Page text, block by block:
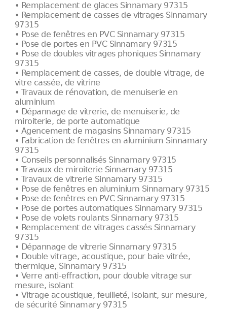
• Remplacement de glaces Sinnamary 97315
• Remplacement de casses de vitrages Sinnamary
97315
• Pose de fenêtres en PVC Sinnamary 97315
• Pose de portes en PVC Sinnamary 97315
• Pose de doubles vitrages phoniques Sinnamary
97315
• Remplacement de casses, de double vitrage, de
vitre cassée, de vitrine
• Travaux de rénovation, de menuiserie en
aluminium
• Dépannage de vitrerie, de menuiserie, de
miroiterie, de porte automatique
• Agencement de magasins Sinnamary 97315
• Fabrication de fenêtres en aluminium Sinnamary
97315
• Conseils personnalisés Sinnamary 97315
• Travaux de miroiterie Sinnamary 97315
• Travaux de vitrerie Sinnamary 97315
• Pose de fenêtres en aluminium Sinnamary 97315
• Pose de fenêtres en PVC Sinnamary 97315
• Pose de portes automatiques Sinnamary 97315
• Pose de volets roulants Sinnamary 97315
• Remplacement de vitrages cassés Sinnamary
97315
• Dépannage de vitrerie Sinnamary 97315
• Double vitrage, acoustique, pour baie vitrée,
thermique, Sinnamary 97315
• Verre anti-effraction, pour double vitrage sur
mesure, isolant
• Vitrage acoustique, feuilleté, isolant, sur mesure,
de sécurité Sinnamary 97315